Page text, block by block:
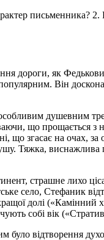
письменника?
дороги, як
Він
душевним
що прощається
згасає на очах, за
Тяжка, виснажлива
страшне лихо
село, Стефаник
долі («Камінний
собі вік
відтворення